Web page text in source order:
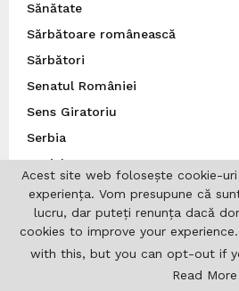
Sănătate
Sărbătoare românească
Sărbători
Senatul României
Sens Giratoriu
Serbia
Social
Spania
Spectacol
Acest site web folosește cookie-
experiența. Vom presupune că
lucru, dar puteți renunța dacă
cookies to improve your
with this, but you can opt-out if
Read More